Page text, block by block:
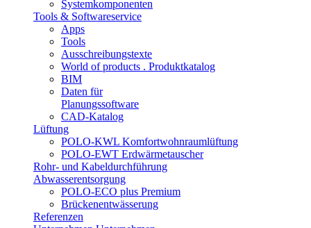
Systemkomponenten
Tools & Softwareservice
Apps
Tools
Ausschreibungstexte
World of products . Produktkatalog
BIM
Daten für
Planungssoftware
CAD-Katalog
Lüftung
POLO-KWL Komfortwohnraumlüftung
POLO-EWT Erdwärmetauscher
Rohr- und Kabeldurchführung
Abwasserentsorgung
POLO-ECO plus Premium
Brückenentwässerung
Referenzen